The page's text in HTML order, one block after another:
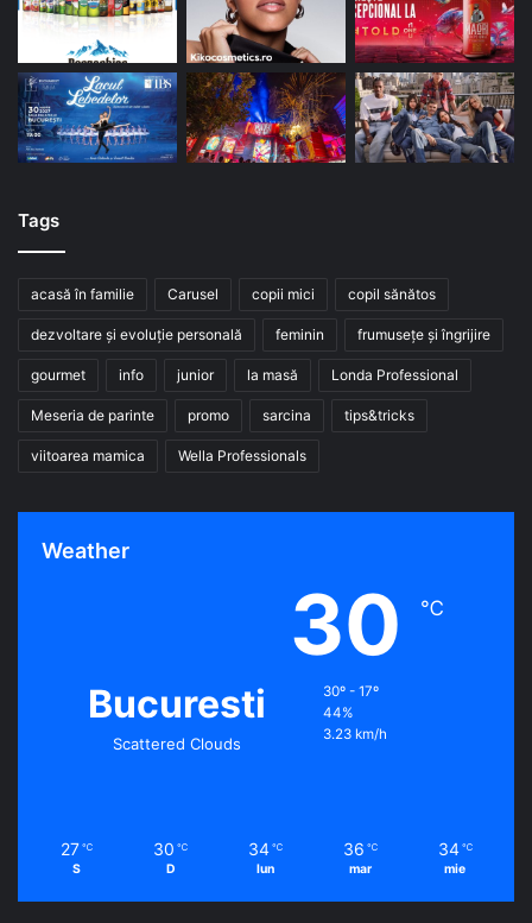
Tags
acasă în familie Carusel copii mici copil sănătos
dezvoltare și evoluție personală feminin frumusețe și îngrijire
gourmet info junior la masă Londa Professional
Meseria de parinte promo sarcina tips&tricks
viitoarea mamica Wella Professionals
Weather
Bucuresti
Scattered Clouds
30 ℃
30º - 17º
44%
3.23 km/h
27 ℃
S
30 ℃
D
34 ℃
lun
36 ℃
mar
34 ℃
mie